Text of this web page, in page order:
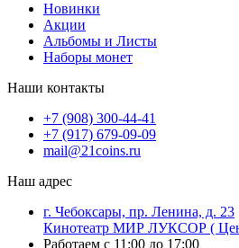
Новинки
Акции
Альбомы и Листы
Наборы монет
Наши контакты
+7 (908) 300-44-41
+7 (917) 679-09-09
mail@21coins.ru
Наш адрес
г. Чебоксары, пр. Ленина, д. 23
Кинотеатр МИР ЛУКСОР (
Работаем с 11:00 до 17:00